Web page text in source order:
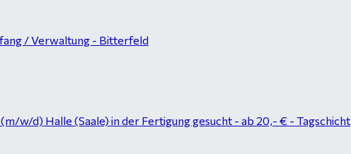
/ Verwaltung - Bitterfeld
w/d) Halle (Saale) in der Fertigung gesucht - ab 20,- € - Tagschicht